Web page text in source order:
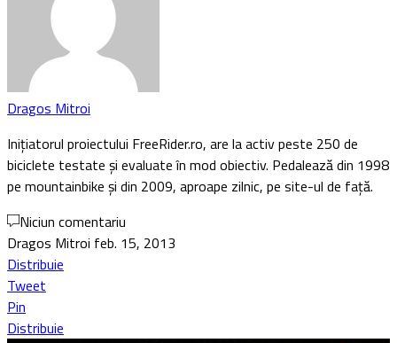
Dragos Mitroi
Inițiatorul proiectului FreeRider.ro, are la activ peste 250 de
biciclete testate și evaluate în mod obiectiv. Pedalează din 1998
pe mountainbike și din 2009, aproape zilnic, pe site-ul de față.
Niciun comentariu
Dragos Mitroi feb. 15, 2013
Distribuie
Tweet
Pin
Distribuie